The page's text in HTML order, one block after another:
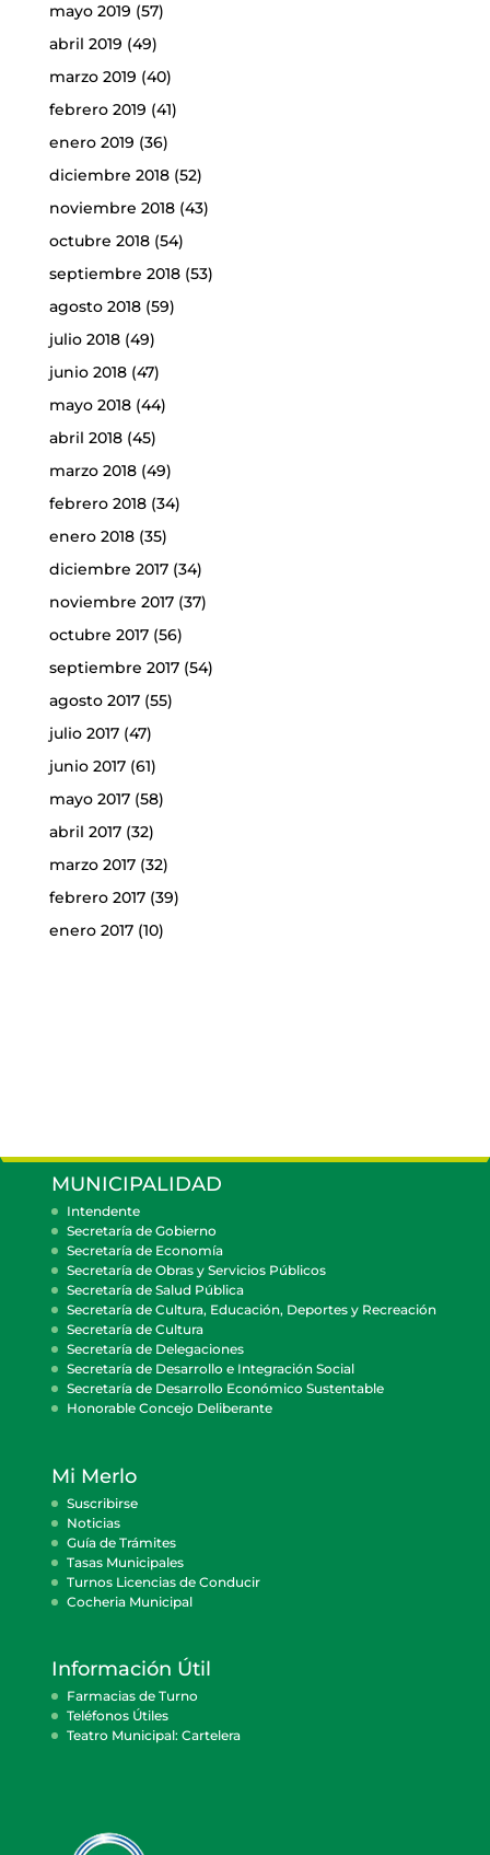
mayo 2019 (57)
abril 2019 (49)
marzo 2019 (40)
febrero 2019 (41)
enero 2019 (36)
diciembre 2018(52)
noviembre 2018(43)
octubre 2018(54)
septiembre 2018(53)
agosto 2018(59)
julio 2018(49)
junio 2018(47)
mayo 2018(44)
abril 2018(45)
marzo 2018(49)
febrero 2018(34)
enero 2018(35)
diciembre 2017(34)
noviembre 2017(37)
octubre 2017(56)
septiembre 2017(54)
agosto 2017(55)
julio 2017(47)
junio 2017(61)
mayo 2017(58)
abril 2017(32)
marzo 2017(32)
febrero 2017(39)
enero 2017(10)
MUNICIPALIDAD
Intendente
Secretaría de Gobierno
Secretaría de Economía
Secretaría de Obras y Servicios Públicos
Secretaría de Salud Pública
Secretaría de Cultura, Educación, Deportes y Recreación
Secretaría de Cultura
Secretaría de Delegaciones
Secretaría de Desarrollo e Integración Social
Secretaría de Desarrollo Económico Sustentable
Honorable Concejo Deliberante
Mi Merlo
Suscribirse
Noticias
Guía de Trámites
Tasas Municipales
Turnos Licencias de Conducir
Cocheria Municipal
Información Útil
Farmacias de Turno
Teléfonos Útiles
Teatro Municipal: Cartelera